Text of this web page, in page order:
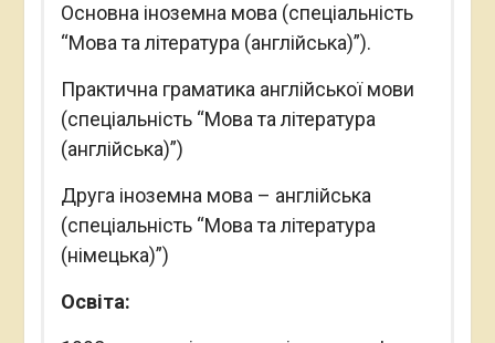
Основна іноземна мова (спеціальність
“Мова та література (англійська)”).
Практична граматика англійської мови
(спеціальність “Мова та література
(англійська)”)
Друга іноземна мова – англійська
(спеціальність “Мова та література
(німецька)”)
Освіта: